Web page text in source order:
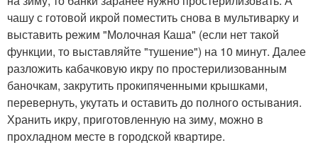
чашу с готовой икрой поместить снова в мультиварку и
выставить режим "Молочная Каша" (если нет такой
функции, то выставляйте "тушение") на 10 минут. Далее
разложить кабачковую икру по простерилизованным
баночкам, закрутить прокипяченными крышками,
перевернуть, укутать и оставить до полного остывания.
Хранить икру, приготовленную на зиму, можно в
прохладном месте в городской квартире.